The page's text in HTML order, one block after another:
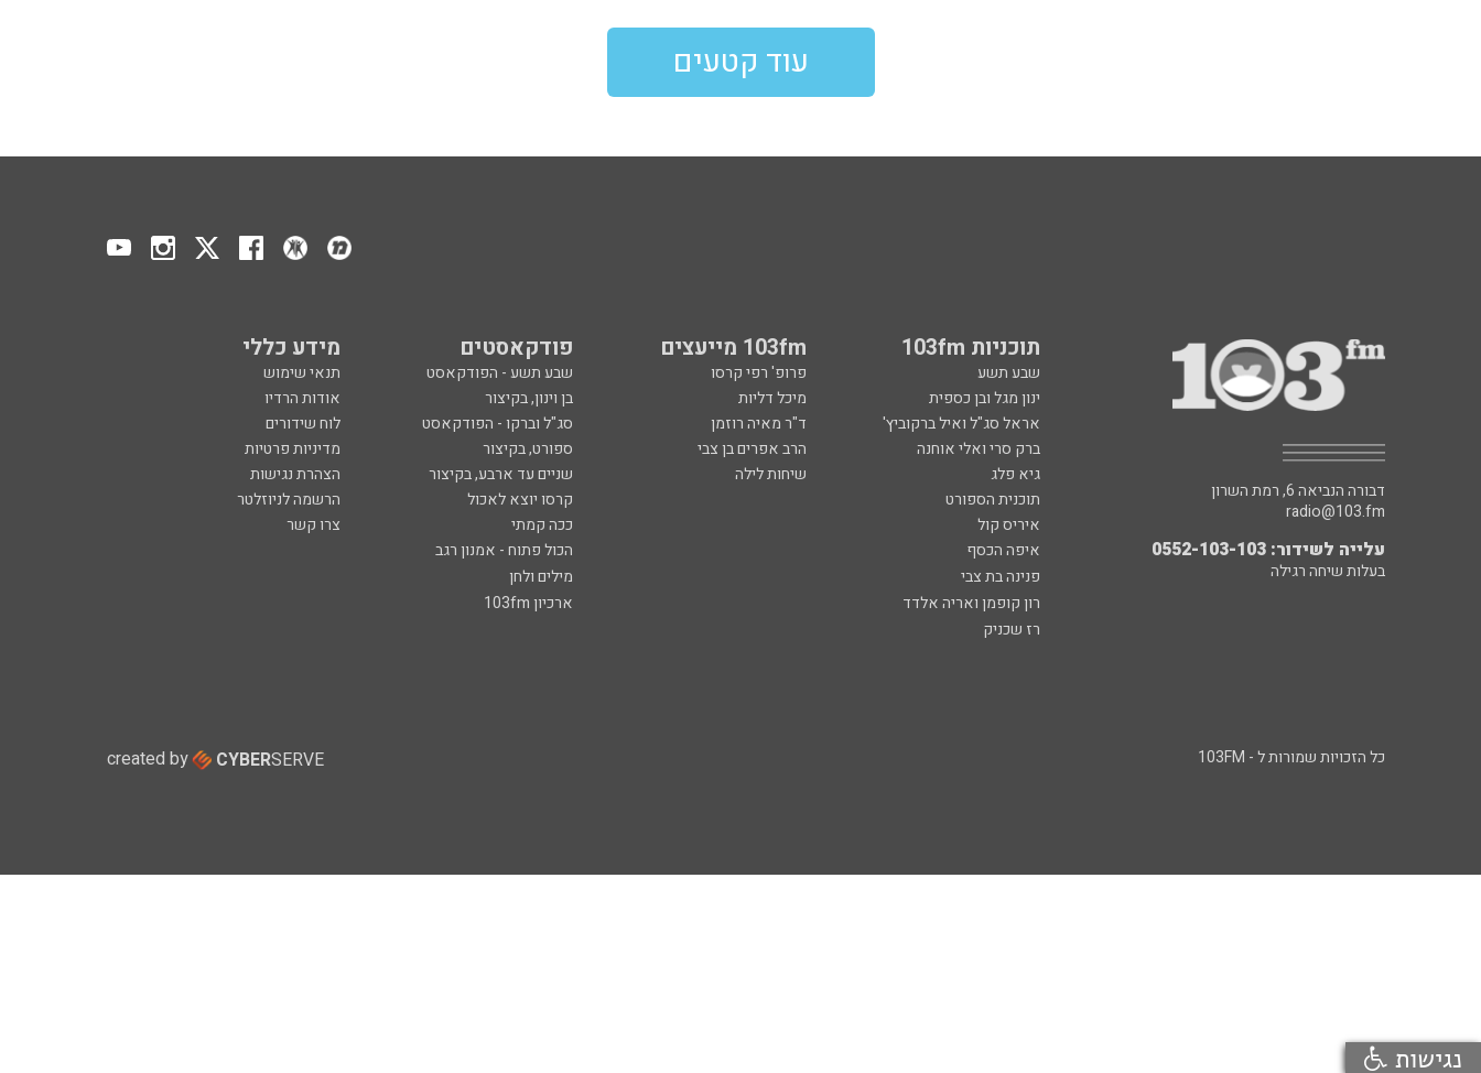
עוד קטעים
תוכניות 103fm 103fm מייעצים פודקאסטים מידע כללי
שבע תשע פרופ' רפי קרסו שבע תשע - הפודקאסט
תנאי שימוש
ינון מגל ובן כספית
מיכל דליות בן וינון, בקיצור
אודות הרדיו
אראל סג"ל ואיל ברקוביץ'
ד"ר מאיה רוזמן סג"ל וברקו - הפודקאסט
לוח שידורים
ברק סרי ואלי אוחנה
הרב אפרים בן צבי ספורט, בקיצור
מדיניות פרטיות
גיא פלג
שיחות לילה שניים עד ארבע, בקיצור
הצהרת נגישות
תוכנית הספורט
קרסו יוצא לאכול
הרשמה לניוזלטר
איריס קול
ככה קמתי
צרו קשר
איפה הכסף
הכול פתוח - אמנון רגב
פנינה בת צבי
מילים ולחן
רון קופמן ואריה אלדד
ארכיון 103fm
רז שכניק
דבורה הנביאה 6, רמת השרון
radio@103.fm
עלייה לשידור: 0552-103-103
בעלות שיחה רגילה
כל הזכויות שמורות ל - 103FM created by CYBERSERVE
נגישות